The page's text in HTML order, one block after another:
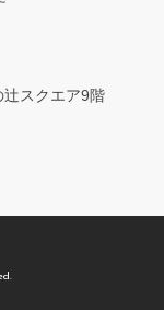
スクエア9階